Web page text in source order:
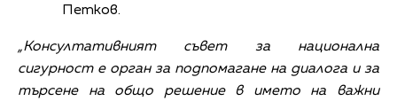
Петков.
„Консултативният съвет за национална
сигурност е орган за подпомагане на диалога и за
търсене на общо решение в името на важни